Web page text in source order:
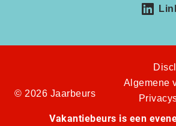
© 2026 Jaarbeurs
Algemene
Vakantiebeurs is een